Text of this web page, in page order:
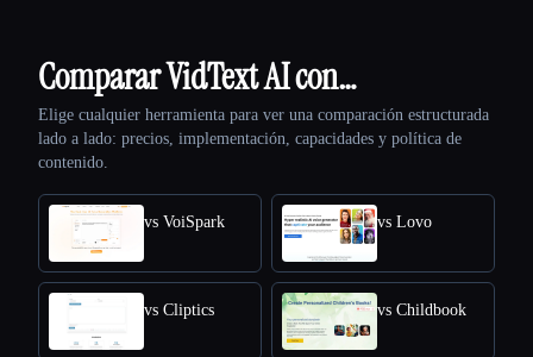
Comparar VidText AI con…
Elige cualquier herramienta para ver una comparación estructurada
lado a lado: precios, implementación, capacidades y política de
contenido.
vs VoiSpark vs Lovo
vs Cliptics vs Childbook